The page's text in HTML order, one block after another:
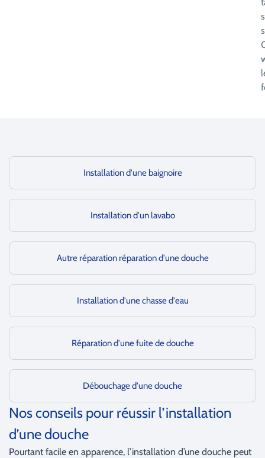
Installation d'une baignoire
Installation d'un lavabo
Autre réparation réparation d'une douche
Installation d'une chasse d'eau
Réparation d'une fuite de douche
Débouchage d'une douche
Nos conseils pour réussir l’installation
d’une douche
Pourtant facile en apparence, l’installation d’une douche peut